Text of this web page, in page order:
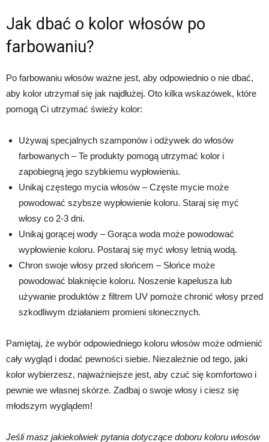
Jak dbać o kolor włosów po
farbowaniu?
Po farbowaniu włosów ważne jest, aby odpowiednio o nie dbać,
aby kolor utrzymał się jak najdłużej. Oto kilka wskazówek, które
pomogą Ci utrzymać świeży kolor:
Używaj specjalnych szamponów i odżywek do włosów
farbowanych – Te produkty pomogą utrzymać kolor i
zapobiegną jego szybkiemu wypłowieniu.
Unikaj częstego mycia włosów – Częste mycie może
powodować szybsze wypłowienie koloru. Staraj się myć
włosy co 2-3 dni.
Unikaj gorącej wody – Gorąca woda może powodować
wypłowienie koloru. Postaraj się myć włosy letnią wodą.
Chron swoje włosy przed słońcem – Słońce może
powodować blaknięcie koloru. Noszenie kapelusza lub
używanie produktów z filtrem UV pomoże chronić włosy przed
szkodliwym działaniem promieni słonecznych.
Pamiętaj, że wybór odpowiedniego koloru włosów może odmienić
cały wygląd i dodać pewności siebie. Niezależnie od tego, jaki
kolor wybierzesz, najważniejsze jest, aby czuć się komfortowo i
pewnie we własnej skórze. Zadbaj o swoje włosy i ciesz się
młodszym wyglądem!
Jeśli masz jakiekolwiek pytania dotyczące doboru koloru włosów